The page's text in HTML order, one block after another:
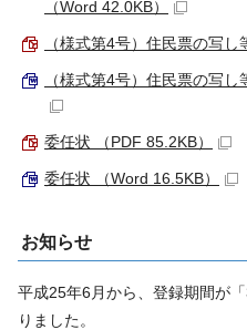
（Word 42.0KB）
（様式第4号）住民票の写し
（様式第4号）住民票の写
委任状 （PDF 85.2KB）
委任状 （Word 16.5KB）
お知らせ
平成25年6月から、登録期間が
りました。